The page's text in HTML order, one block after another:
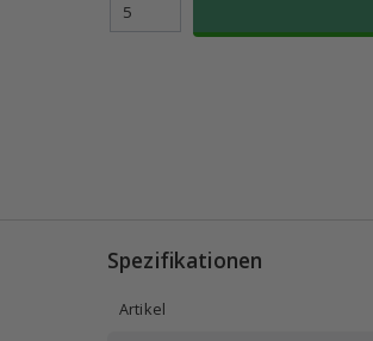
Spezifikationen
Artikel